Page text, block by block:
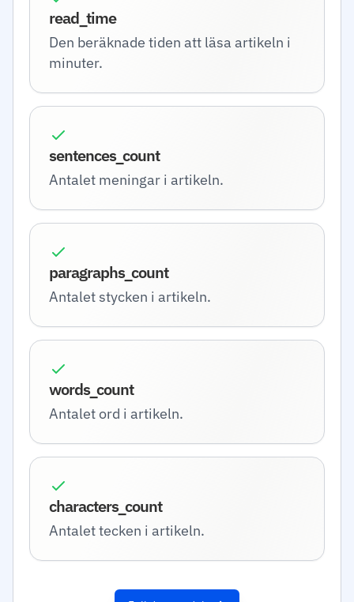
read_time
Den beräknade tiden att läsa artikeln i
minuter.
sentences_count
Antalet meningar i artikeln.
paragraphs_count
Antalet stycken i artikeln.
words_count
Antalet ord i artikeln.
characters_count
Antalet tecken i artikeln.